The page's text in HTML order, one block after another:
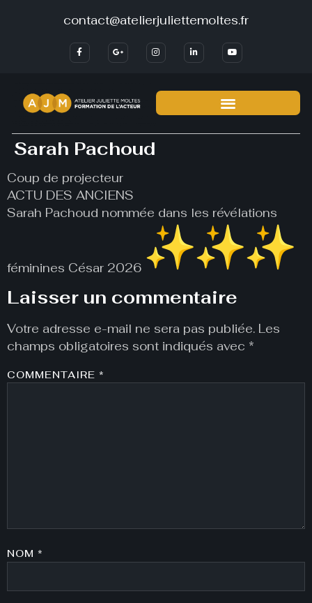
contact@atelierjuliettemoltes.fr
Sarah Pachoud
Coup de projecteur
ACTU DES ANCIENS
Sarah Pachoud nommée dans les révélations
féminines César 2026
Laisser un commentaire
Votre adresse e-mail ne sera pas publiée. Les
champs obligatoires sont indiqués avec *
COMMENTAIRE *
NOM *